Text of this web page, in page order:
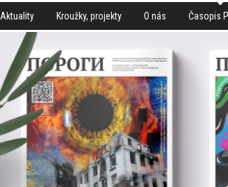
Aktuality Kroužky, projekty O nás Časopis